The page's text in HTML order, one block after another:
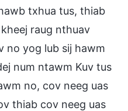
txhua tus, thiab
raug nthuav
no yog lub sij hawm
num ntawm Kuv tus
no, cov neeg uas
thiab cov neeg uas